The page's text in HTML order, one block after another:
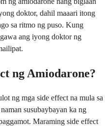
doktor, dahil maaari itong
sa ritmo ng puso. Kung
ang iyong doktor ng
ng Amiodarone?
ng mga side effect na mula sa
susubaybayan ka ng
Maraming side effect